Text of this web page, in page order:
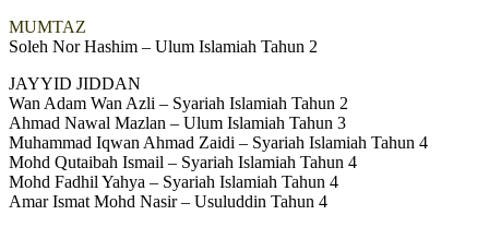
MUMTAZ
Soleh Nor Hashim – Ulum Islamiah Tahun 2
JAYYID JIDDAN
Wan Adam Wan Azli – Syariah Islamiah Tahun 2
Ahmad Nawal Mazlan – Ulum Islamiah Tahun 3
Muhammad Iqwan Ahmad Zaidi – Syariah Islamiah Tahun 4
Mohd Qutaibah Ismail – Syariah Islamiah Tahun 4
Mohd Fadhil Yahya – Syariah Islamiah Tahun 4
Amar Ismat Mohd Nasir – Usuluddin Tahun 4